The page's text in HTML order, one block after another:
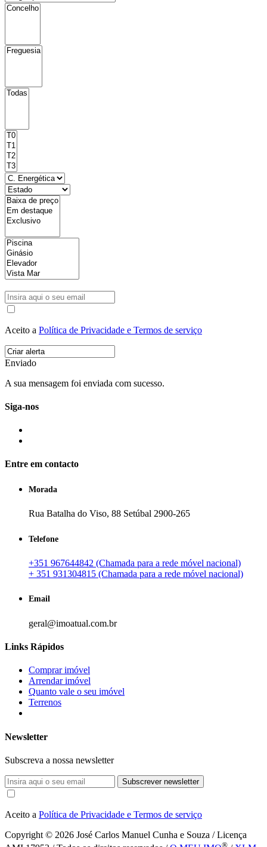
Aceito a Política de Privacidade e Termos de serviço
Enviado
A sua mensagem foi enviada com sucesso.
Siga-nos
Entre em contacto
Morada
Rua Batalha do Viso, 88 Setúbal 2900-265
Telefone
+351 967644842 (Chamada para a rede móvel nacional)
+ 351 931304815 (Chamada para a rede móvel nacional)
Email
geral@imoatual.com.br
Links Rápidos
Comprar imóvel
Arrendar imóvel
Quanto vale o seu imóvel
Terrenos
Newsletter
Subscreva a nossa newsletter
Subscrever newsletter
Aceito a Política de Privacidade e Termos de serviço
Copyright © 2026 José Carlos Manuel Cunha e Souza / Licença
®